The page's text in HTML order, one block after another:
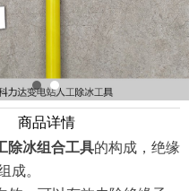
商品详情
除冰组合工具的构成，绝缘
成。